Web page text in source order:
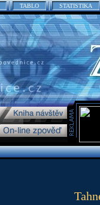
TABLO STATISTIKA